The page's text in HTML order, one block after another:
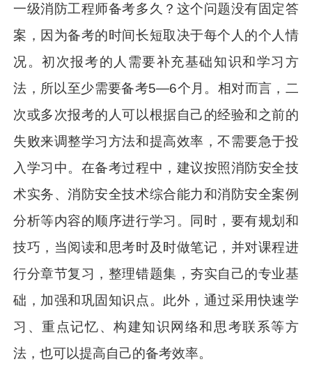
一级消防工程师备考多久？这个问题没有固定答
案，因为备考的时间长短取决于每个人的个人情
况。初次报考的人需要补充基础知识和学习方
法，所以至少需要备考5—6个月。相对而言，二
次或多次报考的人可以根据自己的经验和之前的
失败来调整学习方法和提高效率，不需要急于投
入学习中。在备考过程中，建议按照消防安全技
术实务、消防安全技术综合能力和消防安全案例
分析等内容的顺序进行学习。同时，要有规划和
技巧，当阅读和思考时及时做笔记，并对课程进
行分章节复习，整理错题集，夯实自己的专业基
础，加强和巩固知识点。此外，通过采用快速学
习、重点记忆、构建知识网络和思考联系等方
法，也可以提高自己的备考效率。